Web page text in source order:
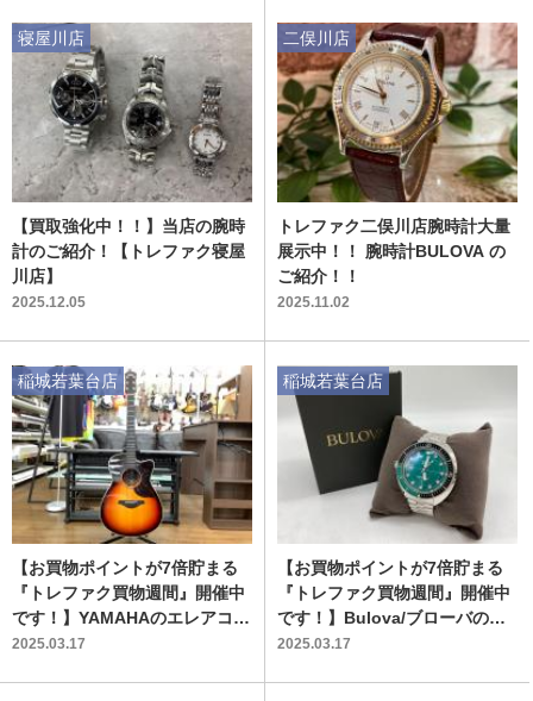
【買取強化中！！】当店の腕時
計のご紹介！【トレファク寝屋
川店】
2025.12.05
寝屋川店
トレファク二俣川店腕時計大量
展示中！！ 腕時計BULOVA の
ご紹介！！
2025.11.02
二俣川店
【お買物ポイントが7倍貯まる
『トレファク買物週間』開催中
です！】YAMAHAのエレアコギ
ターのご紹介です。
2025.03.17
稲城若葉台店
【お買物ポイントが7倍貯まる
『トレファク買物週間』開催中
です！】Bulova/ブローバのリ
ストウォッチのご紹介です。
2025.03.17
稲城若葉台店